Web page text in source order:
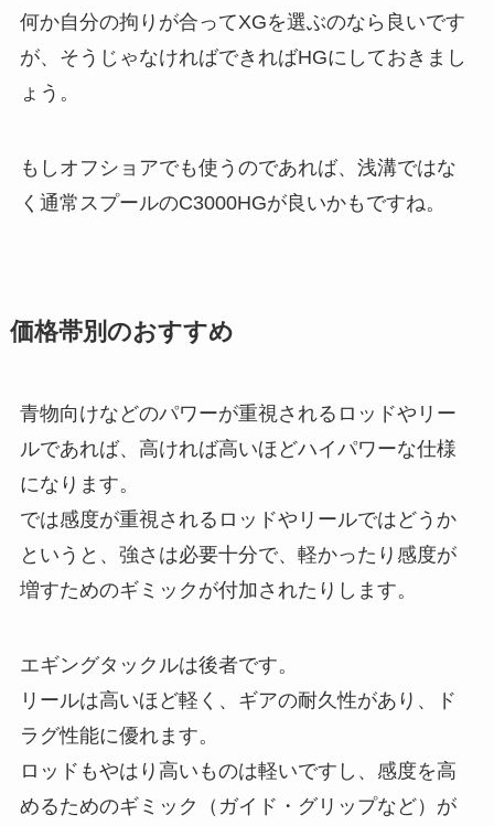
何か自分の拘りが合ってXGを選ぶのなら良いです
が、そうじゃなければできればHGにしておきまし
ょう。
もしオフショアでも使うのであれば、浅溝ではな
く通常スプールのC3000HGが良いかもですね。
価格帯別のおすすめ
青物向けなどのパワーが重視されるロッドやリー
ルであれば、高ければ高いほどハイパワーな仕様
になります。
では感度が重視されるロッドやリールではどうか
というと、強さは必要十分で、軽かったり感度が
増すためのギミックが付加されたりします。
エギングタックルは後者です。
リールは高いほど軽く、ギアの耐久性があり、ド
ラグ性能に優れます。
ロッドもやはり高いものは軽いですし、感度を高
めるためのギミック（ガイド・グリップなど）が